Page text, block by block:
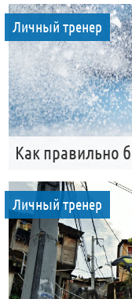
Личный тренер
Как правильно
Личный тренер